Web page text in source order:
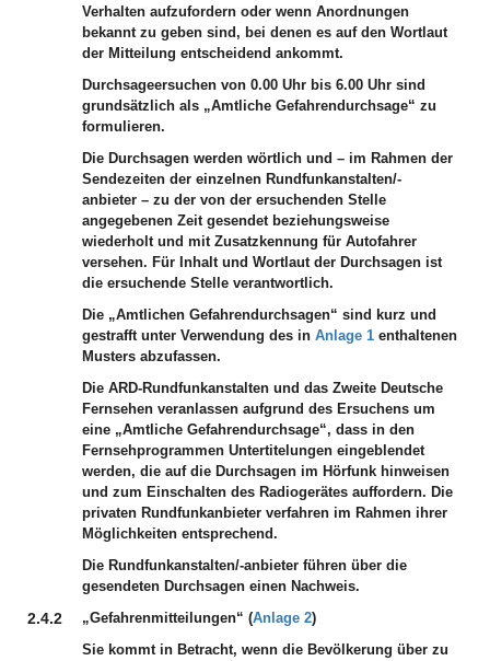
Verhalten aufzufordern oder wenn Anordnungen
bekannt zu geben sind, bei denen es auf den Wortlaut
der Mitteilung entscheidend ankommt.
Durchsageersuchen von 0.00 Uhr bis 6.00 Uhr sind
grundsätzlich als „Amtliche Gefahrendurchsage“ zu
formulieren.
Die Durchsagen werden wörtlich und – im Rahmen der
Sendezeiten der einzelnen Rundfunkanstalten/-
anbieter – zu der von der ersuchenden Stelle
angegebenen Zeit gesendet beziehungsweise
wiederholt und mit Zusatzkennung für Autofahrer
versehen. Für Inhalt und Wortlaut der Durchsagen ist
die ersuchende Stelle verantwortlich.
Die „Amtlichen Gefahrendurchsagen“ sind kurz und
gestrafft unter Verwendung des in Anlage 1 enthaltenen
Musters abzufassen.
Die ARD-Rundfunkanstalten und das Zweite Deutsche
Fernsehen veranlassen aufgrund des Ersuchens um
eine „Amtliche Gefahrendurchsage“, dass in den
Fernsehprogrammen Untertitelungen eingeblendet
werden, die auf die Durchsagen im Hörfunk hinweisen
und zum Einschalten des Radiogerätes auffordern. Die
privaten Rundfunkanbieter verfahren im Rahmen ihrer
Möglichkeiten entsprechend.
Die Rundfunkanstalten/-anbieter führen über die
gesendeten Durchsagen einen Nachweis.
2.4.2 „Gefahrenmitteilungen“ (Anlage 2)
Sie kommt in Betracht, wenn die Bevölkerung über zu